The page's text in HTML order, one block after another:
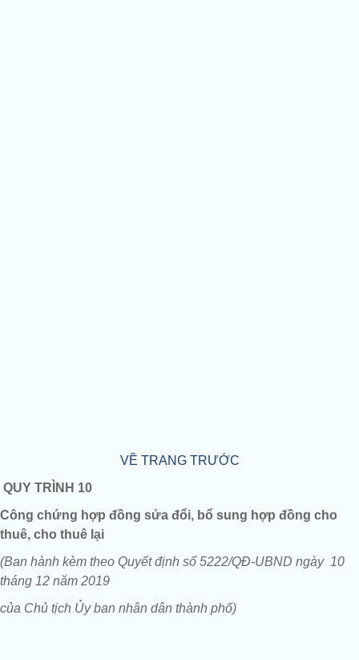
VỀ TRANG TRƯỚC
QUY TRÌNH 10
Công chứng hợp đồng sửa đổi, bổ sung hợp đồng cho
thuê, cho thuê lại
(Ban hành kèm theo Quyết định số 5222/QĐ-UBND ngày 10
tháng 12 năm 2019
của Chủ tịch Ủy ban nhân dân thành phố)